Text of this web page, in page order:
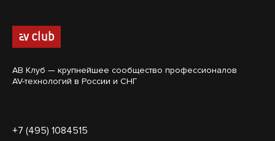
АВ Клуб — крупнейшее сообщество профессионалов
AV-технологий в России и СНГ
+7 (495) 1084515